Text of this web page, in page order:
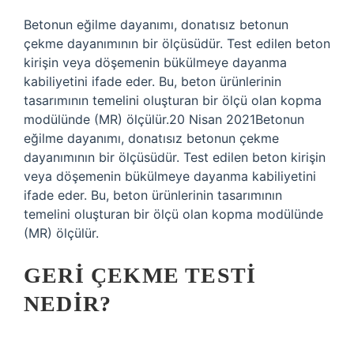
Betonun eğilme dayanımı, donatısız betonun
çekme dayanımının bir ölçüsüdür. Test edilen beton
kirişin veya döşemenin bükülmeye dayanma
kabiliyetini ifade eder. Bu, beton ürünlerinin
tasarımının temelini oluşturan bir ölçü olan kopma
modülünde (MR) ölçülür.20 Nisan 2021Betonun
eğilme dayanımı, donatısız betonun çekme
dayanımının bir ölçüsüdür. Test edilen beton kirişin
veya döşemenin bükülmeye dayanma kabiliyetini
ifade eder. Bu, beton ürünlerinin tasarımının
temelini oluşturan bir ölçü olan kopma modülünde
(MR) ölçülür.
GERI ÇEKME TESTI
NEDIR?